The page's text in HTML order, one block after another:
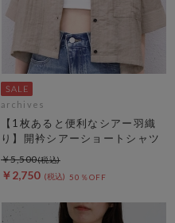
archives
【1枚あると便利なシアー羽織
り】開衿シアーショートシャツ
￥2,750 50％OFF
￥5,500